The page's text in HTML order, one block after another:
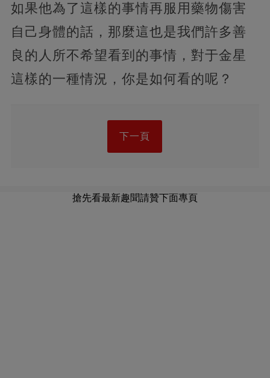
如果他為了這樣的事情再服用藥物傷害
自己身體的話，那麼這也是我們許多善
良的人所不希望看到的事情，對于金星
這樣的一種情況，你是如何看的呢？
下一頁
搶先看最新趣聞請贊下面專頁